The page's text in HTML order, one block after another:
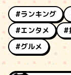
#ランキング
#エンタメ
#
#グルメ